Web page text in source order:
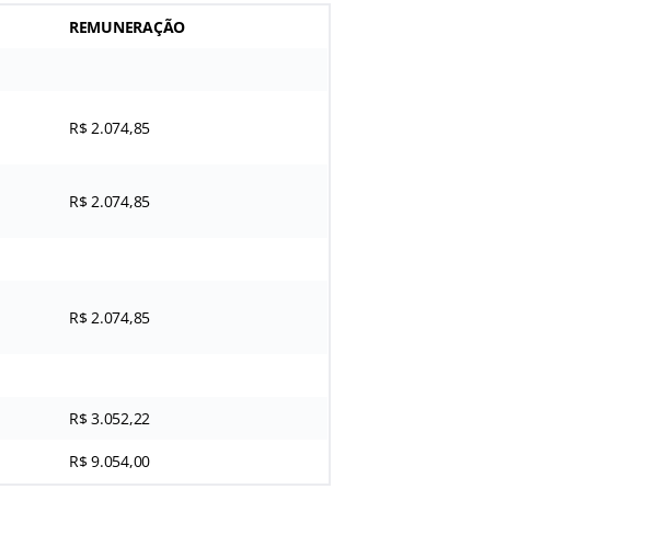
REMUNERAÇÃO
R$ 2.074,85
R$ 2.074,85
R$ 2.074,85
R$ 3.052,22
R$ 9.054,00